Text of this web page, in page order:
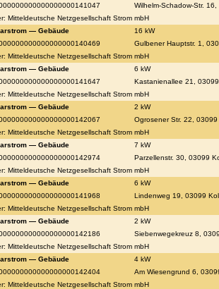
Wilhelm-Schadow-Str.
Mitteldeutsche Netzgesellschaft Strom mbH
— Gebäude
16 kW
Gulbener Hauptstr. 1,
Mitteldeutsche Netzgesellschaft Strom mbH
— Gebäude
6 kW
Kastanienallee 21,
Mitteldeutsche Netzgesellschaft Strom mbH
— Gebäude
2 kW
Ogrosener Str. 22,
Mitteldeutsche Netzgesellschaft Strom mbH
— Gebäude
7 kW
Parzellenstr. 30, 03099
Mitteldeutsche Netzgesellschaft Strom mbH
— Gebäude
6 kW
Lindenweg 19, 03099
Mitteldeutsche Netzgesellschaft Strom mbH
— Gebäude
2 kW
Siebenwegekreuz 8,
Mitteldeutsche Netzgesellschaft Strom mbH
— Gebäude
4 kW
Am Wiesengrund 6,
Mitteldeutsche Netzgesellschaft Strom mbH